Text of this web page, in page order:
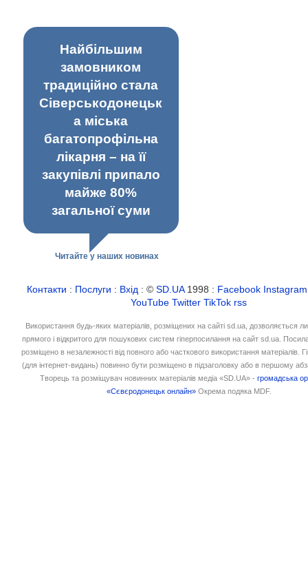
Найбільшим
замовником
традиційно стала
Сіверськодонецьк
а міська
багатопрофільна
лікарня – на її
закупівлі припало
майже 80%
загальної суми
Читайте у наших новинах
Контакти : Послуги : Вхід : ©SD.UA1998 : Facebook Instagram
YouTube Twitter TikTok rss
Використання будь-яких матеріалів, розміщених на сайті sd.ua, дозволяється
прямого і відкритого для пошукових систем гіперпосилання на сайт sd.ua.
розміщено в незалежності від повного або часткового використання матеріалів.
(для інтернет-видань) повинно бути розміщено в підзаголовку або в першому
Творець та розміщувач новинних матеріалів медіа «SD.UA» -громадська
«Сєвєродонецьк онлайн» Окрема подяка MDF.